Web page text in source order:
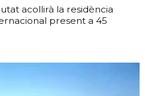
acollirà la residència
present a 45